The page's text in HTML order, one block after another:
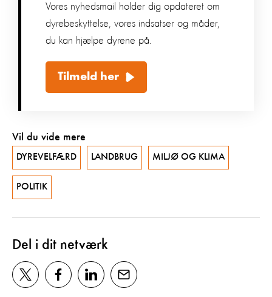
Vores nyhedsmail holder dig opdateret om
dyrebeskyttelse, vores indsatser og måder,
du kan hjælpe dyrene på.
Tilmeld her
Vil du vide mere
DYREVELFÆRD LANDBRUG MILJØ OG KLIMA
POLITIK
Del i dit netværk